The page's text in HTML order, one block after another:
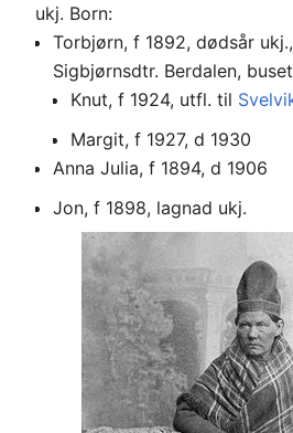
ukj. Born:
Torbjørn, f 1892, dødsår
Sigbjørnsdtr. Berdalen,
Knut, f 1924, utfl. til
Margit, f 1927, d 1930
Anna Julia, f 1894, d 1906
Jon, f 1898, lagnad ukj.